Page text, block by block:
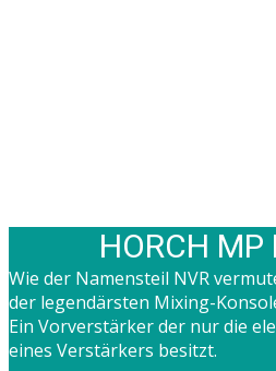
HORCH MP
Wie der Namensteil NVR
der legendärsten Mixing-
Ein Vorverstärker der nur die
eines Verstärkers besitzt.